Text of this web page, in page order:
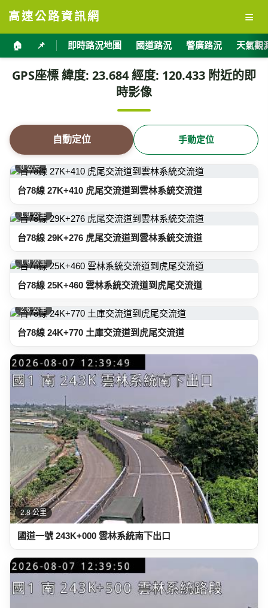
高速公路資訊網 ≡
🏠 📌 即時路況地圖 國道路況 警廣路況 天氣觀
GPS座標 緯度: 23.684 經度: 120.433 附近的即
時影像
自動定位 手動定位
0 公尺
台78線 27K+410 虎尾交流道到雲林系統交流道
1.9 公里
台78線 29K+276 虎尾交流道到雲林系統交流道
1.9 公里
台78線 25K+460 雲林系統交流道到虎尾交流道
2.6 公里
台78線 24K+770 土庫交流道到虎尾交流道
2.8 公里
國道一號 243K+000 雲林系統南下出口